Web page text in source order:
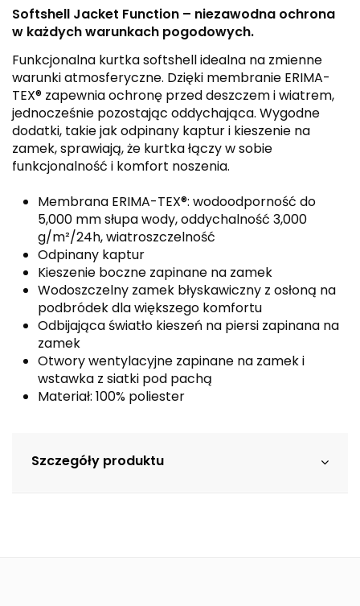
Softshell Jacket Function – niezawodna ochrona
w każdych warunkach pogodowych.
Funkcjonalna kurtka softshell idealna na zmienne
warunki atmosferyczne. Dzięki membranie ERIMA-
TEX® zapewnia ochronę przed deszczem i wiatrem,
jednocześnie pozostając oddychająca. Wygodne
dodatki, takie jak odpinany kaptur i kieszenie na
zamek, sprawiają, że kurtka łączy w sobie
funkcjonalność i komfort noszenia.
Membrana ERIMA-TEX®: wodoodporność do
5,000 mm słupa wody, oddychalność 3,000
g/m²/24h, wiatroszczelność
Odpinany kaptur
Kieszenie boczne zapinane na zamek
Wodoszczelny zamek błyskawiczny z osłoną na
podbródek dla większego komfortu
Odbijająca światło kieszeń na piersi zapinana na
zamek
Otwory wentylacyjne zapinane na zamek i
wstawka z siatki pod pachą
Materiał: 100% poliester
Szczegóły produktu